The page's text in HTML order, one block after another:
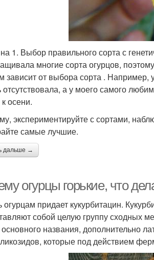
1. Выбор правильного сорта с
многие сорта огурцов,
зависит от выбора сорта . Например,
отсутствовала, а у моего самого
осени.
экспериментируйте с сортами,
самые лучшие.
дальше →
огурцы горькие, что
огурцам придает кукурбитацин.
собой целую группу сходных
названия, дополнительно
которые под действием